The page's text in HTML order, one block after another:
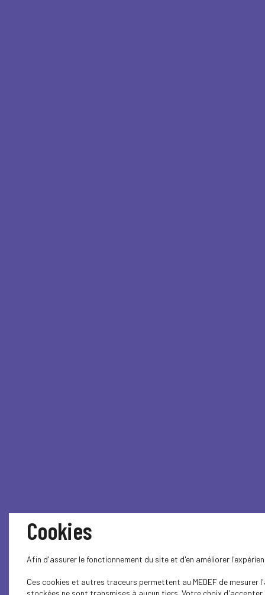
Cookies
Afin d'assurer le fonctionnement du site et d'en améliorer
Ces cookies et autres traceurs permettent au MEDEF de
stockées ne sont transmises à aucun tiers. Votre choix